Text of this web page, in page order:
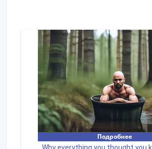
IPS/IDS, DPI и управлением угрозами, SmartPower
для внешнего модема.